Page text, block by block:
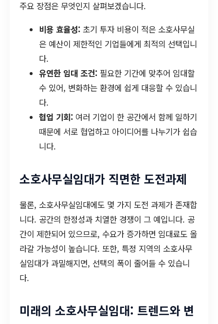
주요 장점은 무엇인지 살펴보겠습니다.
비용 효율성: 초기 투자 비용이 적은 소호사무실
은 예산이 제한적인 기업들에게 최적의 선택입니
다.
유연한 임대 조건: 필요한 기간에 맞추어 임대할
수 있어, 변화하는 환경에 쉽게 대응할 수 있습니
다.
협업 기회: 여러 기업이 한 공간에서 함께 일하기
때문에 서로 협업하고 아이디어를 나누기가 쉽습
니다.
소호사무실임대가 직면한 도전과제
물론, 소호사무실임대에도 몇 가지 도전 과제가 존재합
니다. 공간의 한정성과 치열한 경쟁이 그 예입니다. 공
간이 제한되어 있으므로, 수요가 증가하면 임대료도 올
라갈 가능성이 높습니다. 또한, 특정 지역의 소호사무
실임대가 과밀해지면, 선택의 폭이 줄어들 수 있습니
다.
미래의 소호사무실임대: 트렌드와 변